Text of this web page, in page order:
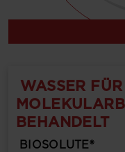
WASSER
BEHANDELT
BIOSOLUTE®